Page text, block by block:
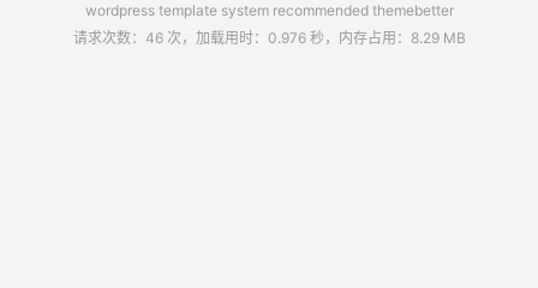
wordpress template system recommended themebetter
请求次数：46 次，加载用时：0.976 秒，内存占用：8.29 MB